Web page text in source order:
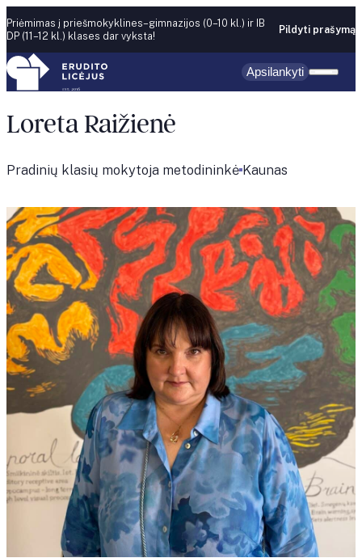
Skip to content
Priėmimas į priešmokyklines–gimnazijos (0–10 kl.) ir IB
DP (11–12 kl.) klases dar vyksta!
Pildyti prašymą
Apsilankyti
Loreta Raižienė
Pradinių klasių mokytoja metodininkė Kaunas